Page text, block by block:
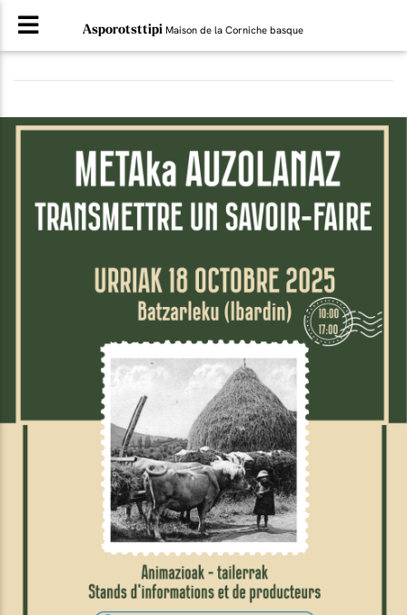
Asporotsttipi Maison de la Corniche basque